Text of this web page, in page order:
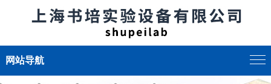
网站导航